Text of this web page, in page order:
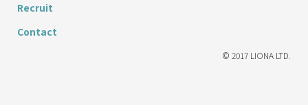
Recruit
Contact
© 2017 LIONA LTD.